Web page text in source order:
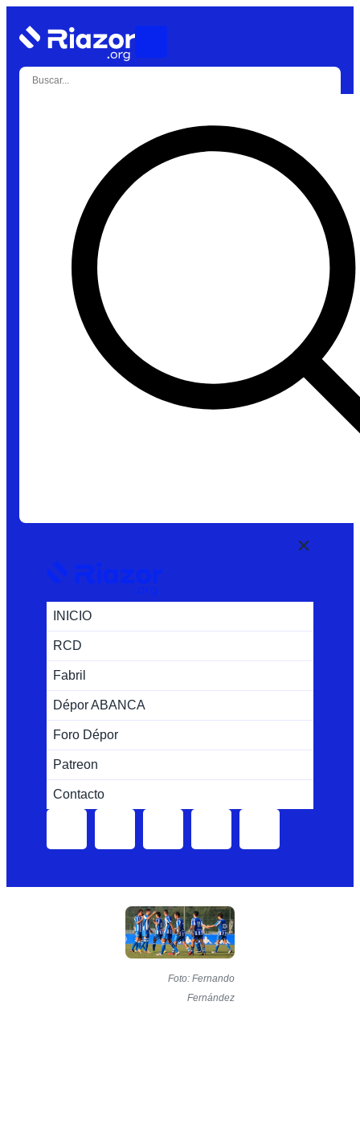
INICIO
RCD
Fabril
Dépor ABANCA
Foro Dépor
Patreon
Contacto
Foto: Fernando
Fernández